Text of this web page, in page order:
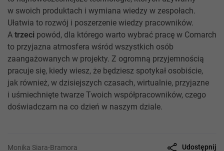
w swoich produktach i wymiana wiedzy w zespołach.
Ułatwia to rozwój i poszerzenie wiedzy pracowników.
A trzeci powód, dla którego warto wybrać pracę w Comarch
to przyjazna atmosfera wśród wszystkich osób
zaangażowanych w projekty. Z ogromną przyjemnością
pracuje się, kiedy wiesz, że będziesz spotykał osobiście,
jak również, w dzisiejszych czasach, wirtualnie, przyjazne
i uśmiechnięte twarze Twoich współpracowników, czego
doświadczam na co dzień w naszym dziale.
Monika Siara-Bramora Udostępnij